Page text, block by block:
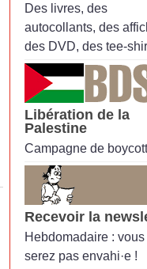
Des livres, des
autocollants, des
des DVD, des tee-
Libération de la
Palestine
Campagne de boycott
Recevoir la
Hebdomadaire :
serez pas envahi·e !